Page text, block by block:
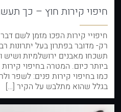
חיפוי קירות חוץ – כך
חיפויי קירות הפכו מזמן לשם
רק- מדובר בפתרון בעל יתרונות
תשכחו מאבנים ירושלמיות ושיש
ביותר כיום. המטרה בחיפוי
כמו בחיפוי קירות פנים: לשפר
בגלל שהוא מתלבש על הקיר […]